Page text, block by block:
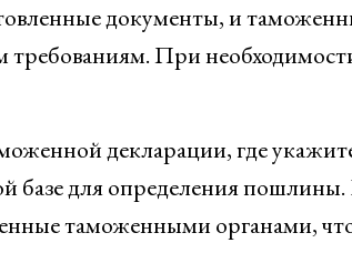
документы, и
требованиям. При
декларации, где
базе для определения
таможенными органами,